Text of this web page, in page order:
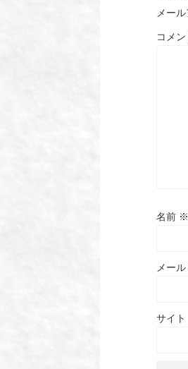
メー
コメン
名前 ※
メール
サイト